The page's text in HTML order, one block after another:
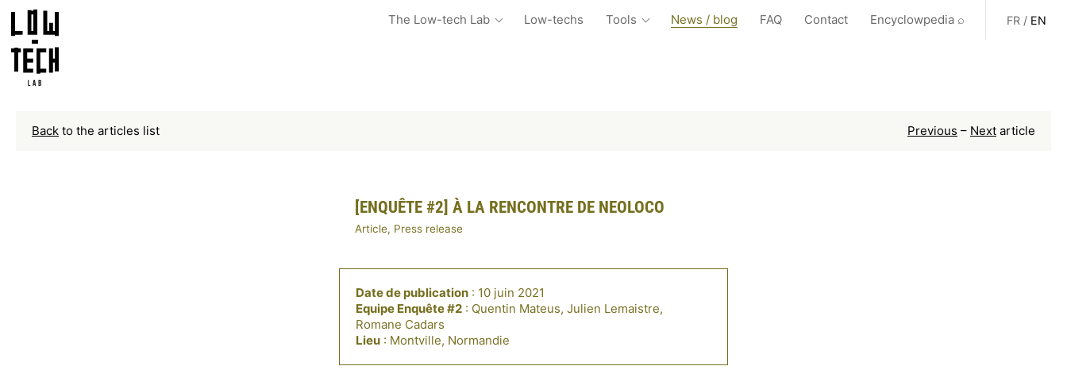
The Low-tech Lab Low-techs Tools News / blog FAQ Contact Encyclowpedia ⌕ FR / EN
Back to the articles list Previous – Next article
[ENQUÊTE #2] À LA RENCONTRE DE NEOLOCO
Article, Press release
Date de publication : 10 juin 2021
Equipe Enquête #2 : Quentin Mateus, Julien Lemaistre,
Romane Cadars
Lieu : Montville, Normandie